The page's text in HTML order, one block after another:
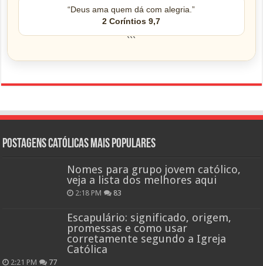
“Deus ama quem dá com alegria.”
2 Coríntios 9,7
```
Postagens católicas mais Populares
Nomes para grupo jovem católico,
veja a lista dos melhores aqui
2:18 PM 83
Escapulário: significado, origem,
promessas e como usar
corretamente segundo a Igreja
Católica
2:21 PM 77